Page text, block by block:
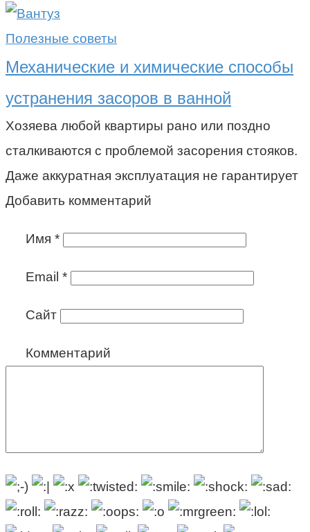
Полезные советы
Механические и химические способы
устранения засоров в ванной
Хозяева любой квартиры рано или поздно
сталкиваются с проблемой засорения стояков.
Даже аккуратная эксплуатация не гарантирует
Добавить комментарий
Имя *
Email *
Сайт
Комментарий